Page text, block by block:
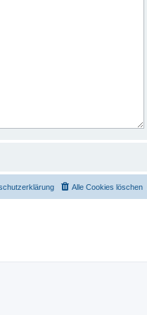
Alle Cookies löschen